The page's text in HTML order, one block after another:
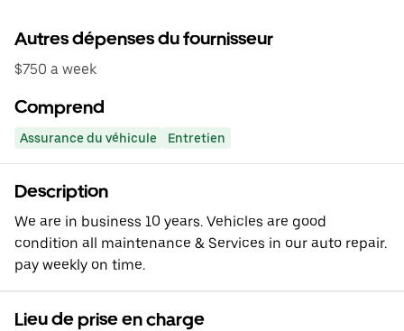
Autres dépenses du fournisseur
$750 a week
Comprend
Assurance du véhicule Entretien
Description
We are in business 10 years. Vehicles are good
condition all maintenance & Services in our auto repair.
pay weekly on time.
Lieu de prise en charge